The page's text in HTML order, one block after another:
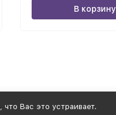
В корзину
Вас это устраивает.